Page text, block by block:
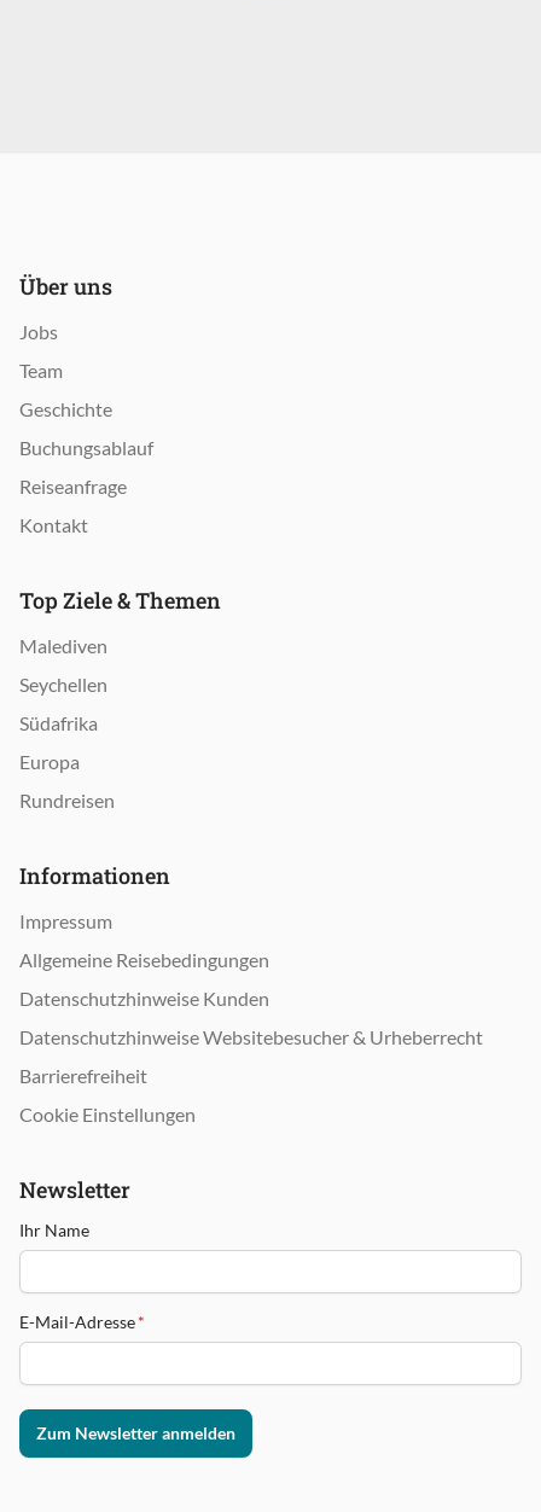
Über uns
Jobs
Team
Geschichte
Buchungsablauf
Reiseanfrage
Kontakt
Top Ziele & Themen
Malediven
Seychellen
Südafrika
Europa
Rundreisen
Informationen
Impressum
Allgemeine Reisebedingungen
Datenschutzhinweise Kunden
Datenschutzhinweise Websitebesucher & Urheberrecht
Barrierefreiheit
Cookie Einstellungen
Newsletter
Ihr Name
E-Mail-Adresse*
Zum Newsletter anmelden